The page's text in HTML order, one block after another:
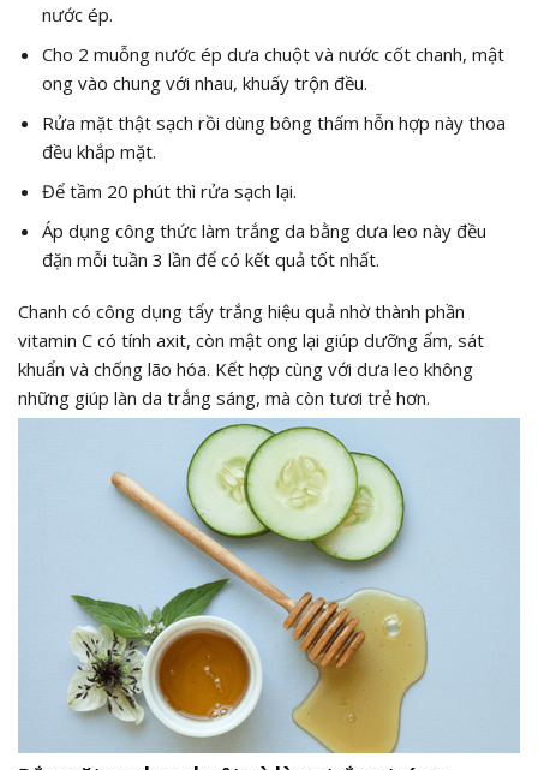
nước ép.
Cho 2 muỗng nước ép dưa chuột và nước cốt chanh, mật
ong vào chung với nhau, khuấy trộn đều.
Rửa mặt thật sạch rồi dùng bông thấm hỗn hợp này thoa
đều khắp mặt.
Để tầm 20 phút thì rửa sạch lại.
Áp dụng công thức làm trắng da bằng dưa leo này đều
đặn mỗi tuần 3 lần để có kết quả tốt nhất.
Chanh có công dụng tẩy trắng hiệu quả nhờ thành phần
vitamin C có tính axit, còn mật ong lại giúp dưỡng ẩm, sát
khuẩn và chống lão hóa. Kết hợp cùng với dưa leo không
những giúp làn da trắng sáng, mà còn tươi trẻ hơn.